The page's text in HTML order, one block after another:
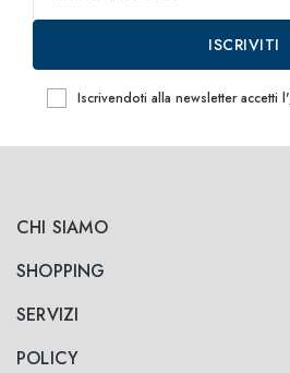
CHI SIAMO
SHOPPING
SERVIZI
POLICY
ISCRIVITI
Iscrivendoti alla newsletter accetti l'